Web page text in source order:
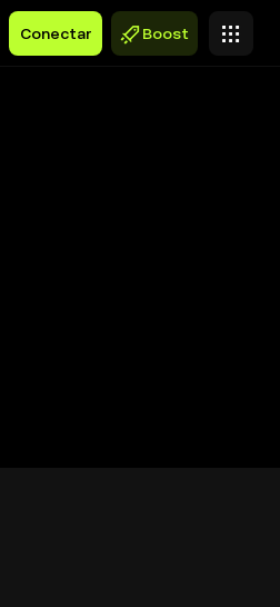
Conectar Boost